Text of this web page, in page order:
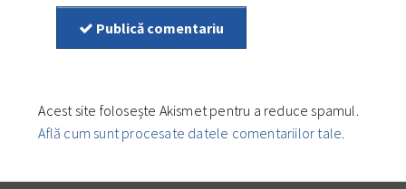
Publică comentariu
Acest site folosește Akismet pentru a reduce spamul.
Află cum sunt procesate datele comentariilor tale.